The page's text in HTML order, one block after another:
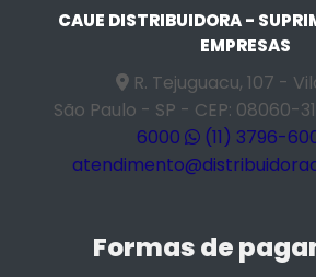
CAUE DISTRIBUIDORA -
EMPRESAS
R. Tejuguacu, 107 -
São Paulo - SP - CEP: 08060-
6000
(11) 3796-
Formas de